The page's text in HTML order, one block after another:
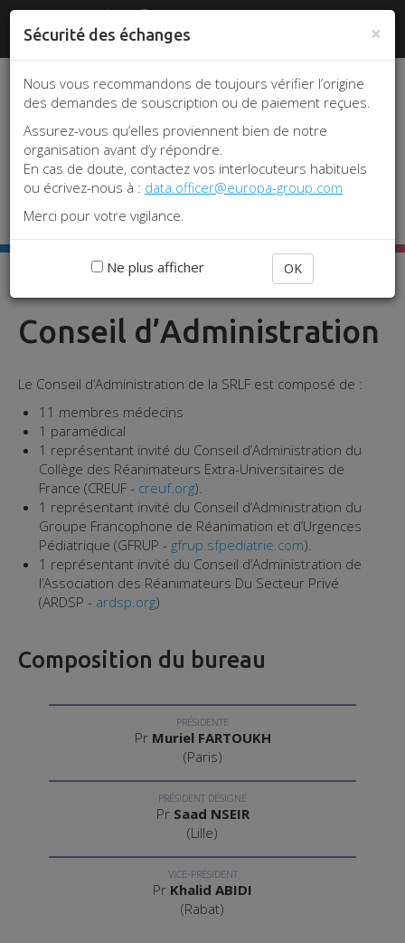
Aller
principal
Sécurité des échanges ×
Nous vous recommandons de toujours vérifier l’origine
des demandes de souscription ou de paiement reçues.
Assurez-vous qu’elles proviennent bien de notre
organisation avant d’y répondre.
En cas de doute, contactez vos interlocuteurs habituels
ou écrivez-nous à : data.officer@europa-group.com
Merci pour votre vigilance.
Ne plus afficher OK
connecte
Conseil d’Administration
Conseil d’Administration
Le Conseil d’Administration de la SRLF est composé de :
11 membres médecins
1 paramédical
1 représentant invité du Conseil d’Administration du
Collège des Réanimateurs Extra-Universitaires de
France (CREUF - creuf.org).
1 représentant invité du Conseil d’Administration du
Groupe Francophone de Réanimation et d’Urgences
Pédiatrique (GFRUP - gfrup.sfpediatrie.com).
1 représentant invité du Conseil d’Administration de
l’Association des Réanimateurs Du Secteur Privé
(ARDSP - ardsp.org)
Composition du bureau
PRÉSIDENTE
PrMuriel FARTOUKH
(Paris)
PRÉSIDENT DÉSIGNÉ
Pr Saad NSEIR
(Lille)
VICE-PRÉSIDENT
Pr Khalid ABIDI
(Rabat)
Panneau de gestion des cookies